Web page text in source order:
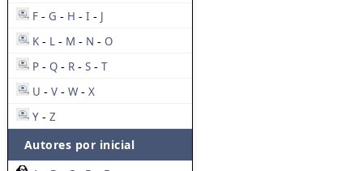
F - G - H - I - J
K - L - M - N - O
P - Q - R - S - T
U - V - W - X
Y - Z
Autores por inicial